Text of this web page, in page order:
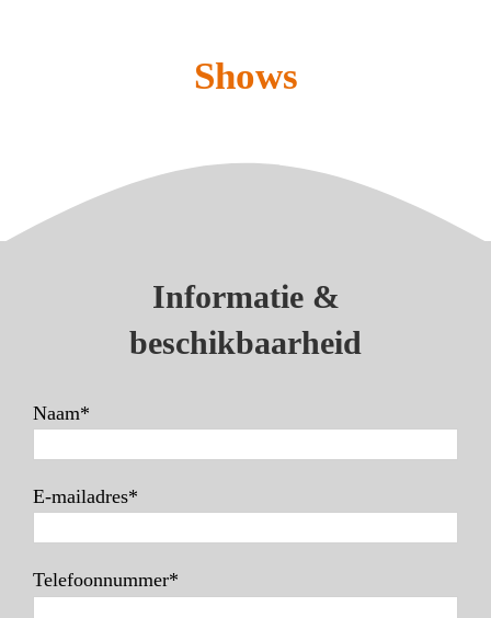
Shows
Informatie &
beschikbaarheid
Naam*
E-mailadres*
Telefoonnummer*